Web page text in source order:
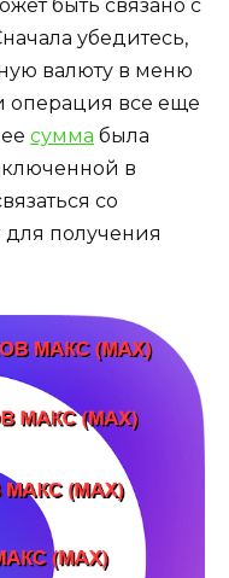
быть связано с
убедитесь,
валюту в меню
операция все еще
сумма была
в
со
получения